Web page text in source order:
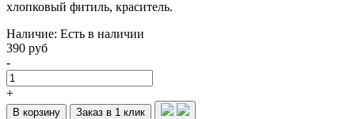
хлопковый фитиль, краситель.
Наличие: Есть в наличии
390 руб
-
+
В корзину Заказ в 1 клик